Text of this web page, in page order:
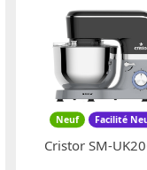
Neuf Facilité
Cristor SM-